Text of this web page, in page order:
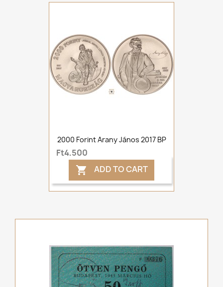
2000 Forint Arany János 2017 BP
Ft4,500
 ADD TO CART